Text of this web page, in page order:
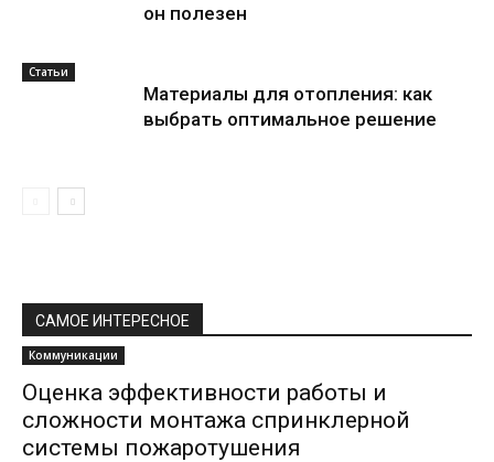
он полезен
Статьи
Материалы для отопления: как
выбрать оптимальное решение
САМОЕ ИНТЕРЕСНОЕ
Коммуникации
Оценка эффективности работы и
сложности монтажа спринклерной
системы пожаротушения